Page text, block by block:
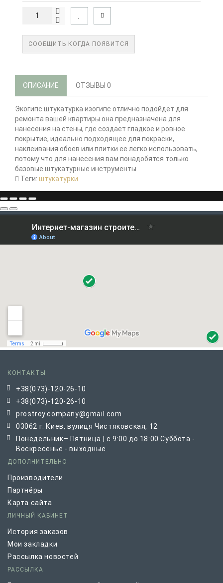
СООБЩИТЬ КОГДА ПОЯВИТСЯ
ОПИСАНИЕ ОТЗЫВЫ 0
Экогипс штукатурка изогипс отлично подойдет для
ремонта вашей квартиры она предназначена для
нанесения на стены, где создает гладкое и ровное
покрытие, идеально подходящее для покраски,
наклеивания обоев или плитки ее легко использовать,
потому что для нанесения вам понадобятся только
базовые штукатурные инструменты
Теги: штукатурки
КОНТАКТЫ
+38(073)-120-26-10
+38(073)-120-26-10
prostroy.company@gmail.com
03062 г. Киев, вулиця Чистяковская, 12
Понедельник– Пятница | с 9:00 до 18:00 Суббота -
Воскресенье - выходные
ДОПОЛНИТЕЛЬНО
Производители
Партнёры
Карта сайта
ЛИЧНЫЙ КАБИНЕТ
История заказов
Мои закладки
Рассылка новостей
РАССЫЛКА